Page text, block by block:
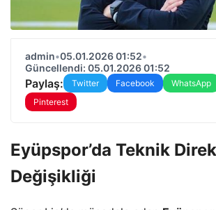
admin•05.01.2026 01:52•
Güncellendi: 05.01.2026 01:52
Paylaş: Twitter Facebook WhatsApp
Pinterest
Eyüpspor’da Teknik
Değişikliği